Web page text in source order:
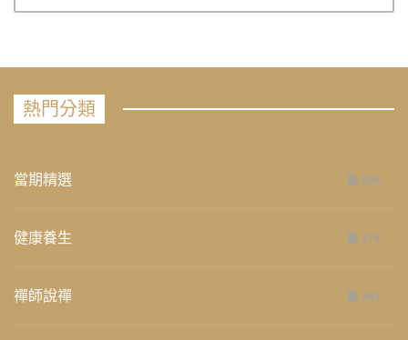
熱門分類
當期精選 658
健康養生 276
禪師說禪 267